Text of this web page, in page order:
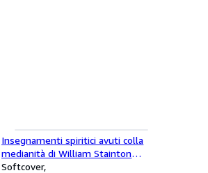
Insegnamenti spiritici avuti colla
medianità di William Stainton
Moses.
Softcover